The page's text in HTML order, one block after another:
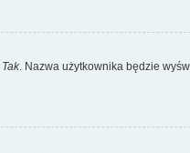
Tak. Nazwa użytkownika będzie